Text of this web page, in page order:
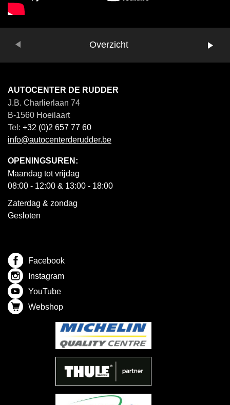
Overzicht
AUTOCENTER DE RUDDER
J.B. Charlierlaan 74
B-1560 Hoeilaart
Tel: +32 (0)2 657 77 60
info@autocenterderudder.be
OPENINGSUREN:
Maandag tot vrijdag
08:00 - 12:00 & 13:00 - 18:00
Zaterdag & zondag
Gesloten
Facebook
Instagram
YouTube
Webshop